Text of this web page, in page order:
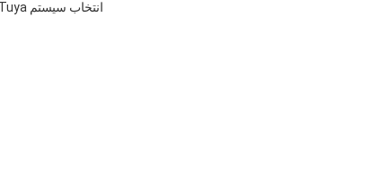
انتخاب سیستم APP Tuya قفل درب تشخیص چهره منبع تغذیه اضطراری نوع C باتری لیتیومی قابل شارژ تضمین کننده دسترسی درب